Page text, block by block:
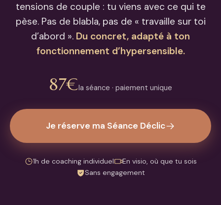
tensions de couple : tu viens avec ce qui te
pèse. Pas de blabla, pas de « travaille sur toi
d’abord ». Du concret, adapté à ton
fonctionnement d’hypersensible.
87€la séance · paiement unique
Je réserve ma Séance Déclic
1h de coaching individuel
En visio, où que tu sois
Sans engagement